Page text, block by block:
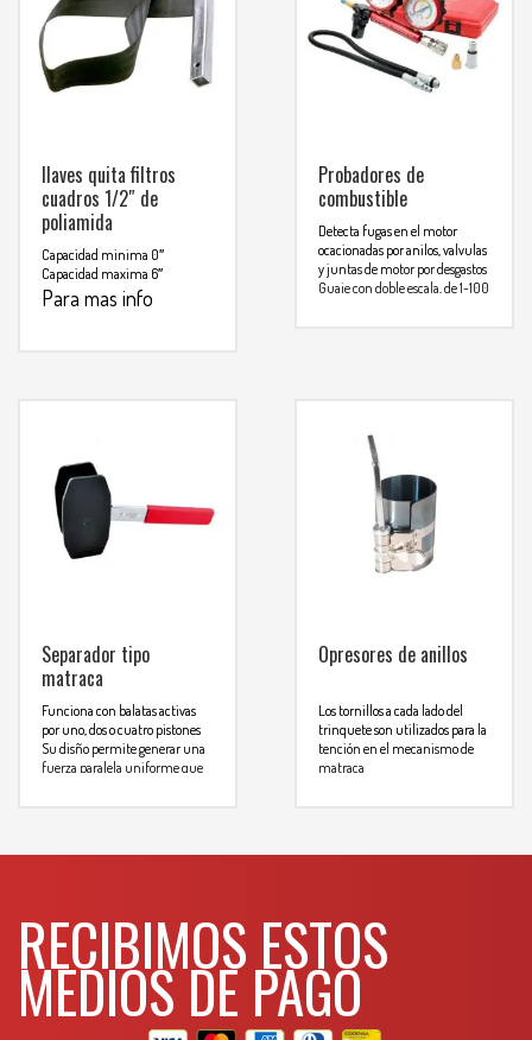
llaves quita filtros
cuadros 1/2″ de
poliamida
Capacidad minima 0″
Capacidad maxima 6″
Para mas info
Probadores de
combustible
Detecta fugas en el motor
ocacionadas por anilos, valvulas
y juntas de motor por desgastos
Guaje con doble escala, de 1-100
comunicarse al
WHATSAPP3134392699
Separador tipo
matraca
Funciona con balatas activas
por uno, dos o cuatro pistones
Su disño permite generar una
fuerza paralela uniforme que
la compresión del pistón
Para mas info
comunicarse al
3134392699
Opresores de anillos
Los tornillos a cada lado del
trinquete son utilizados para la
tención en el mecanismo de
matraca
RECIBIMOS ESTOS
MEDIOS DE PAGO